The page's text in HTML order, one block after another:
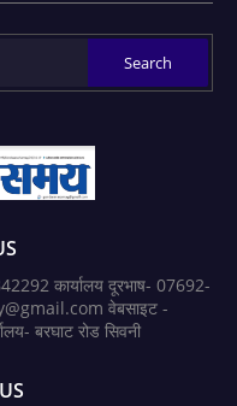
कार्यालय दूरभाष- 07692-
वेबसाइट -
बरघाट रोड सिवनी